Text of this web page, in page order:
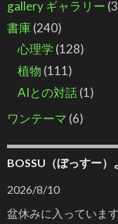
gallery ギャラリー
書庫(240)
心理学 (128)
植物 (111)
AIとの対話(1)
ワンテーマ (6)
BOSSU（ぼっすー）
2026/8/10
盆休みに入っています